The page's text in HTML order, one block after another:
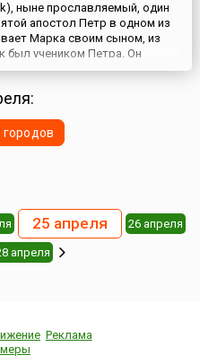
ныне прославляемый, один
апостол Петр в одном из
Марка своим сыном, из
был учеником Петра. Он
в разных городах и
и принял мученическую
25 апреля 26 апреля
апреля
Реклама